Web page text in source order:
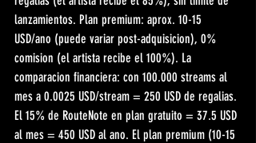
lanzamientos. Plan premium: aprox. 10-15
USD/ano (puede variar post-adquisicion), 0%
comision (el artista recibe el 100%). La
comparacion financiera: con 100.000 streams al
mes a 0.0025 USD/stream = 250 USD de regalias.
El 15% de RouteNote en plan gratuito = 37.5 USD
al mes = 450 USD al ano. El plan premium (10-15